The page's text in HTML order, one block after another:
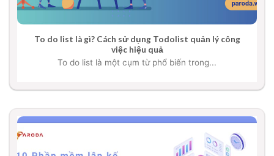
To do list là gì? Cách sử dụng Todolist quản lý công
việc hiệu quả
To do list là một cụm từ phổ biến trong...